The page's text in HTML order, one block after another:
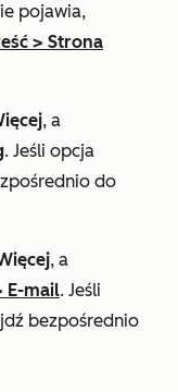
pojawia,
> Strona
, a
. Jeśli opcja
do
, a
E-mail. Jeśli
bezpośrednio